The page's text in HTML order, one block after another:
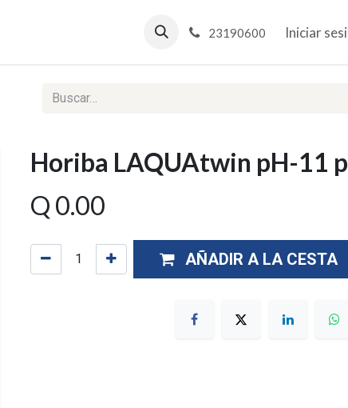
Reportes Web 23190600 Iniciar
Horiba LAQUAtwin pH-11
Q 0.00
AÑADIR A LA CESTA